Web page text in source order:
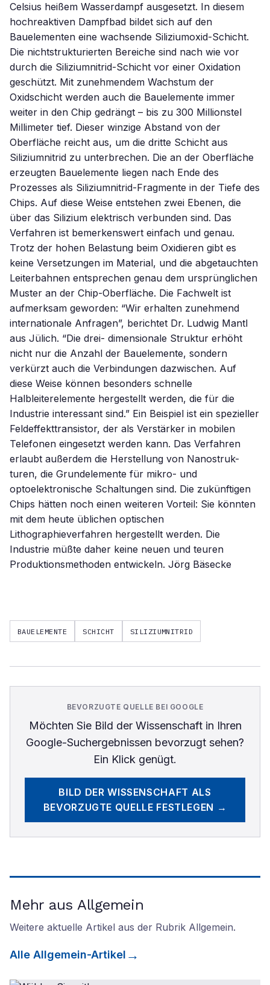
Celsius heißem Wasserdampf ausgesetzt. In diesem
hochreaktiven Dampfbad bildet sich auf den
Bauelementen eine wachsende Siliziumoxid-Schicht.
Die nichtstrukturierten Bereiche sind nach wie vor
durch die Siliziumnitrid-Schicht vor einer Oxidation
geschützt. Mit zunehmendem Wachstum der
Oxidschicht werden auch die Bauelemente immer
weiter in den Chip gedrängt – bis zu 300 Millionstel
Millimeter tief. Dieser winzige Abstand von der
Oberfläche reicht aus, um die dritte Schicht aus
Siliziumnitrid zu unterbrechen. Die an der Oberfläche
erzeugten Bauelemente liegen nach Ende des
Prozesses als Siliziumnitrid-Fragmente in der Tiefe des
Chips. Auf diese Weise entstehen zwei Ebenen, die
über das Silizium elektrisch verbunden sind. Das
Verfahren ist bemerkenswert einfach und genau.
Trotz der hohen Belastung beim Oxidieren gibt es
keine Versetzungen im Material, und die abgetauchten
Leiterbahnen entsprechen genau dem ursprünglichen
Muster an der Chip-Oberfläche. Die Fachwelt ist
aufmerksam geworden: “Wir erhalten zunehmend
internationale Anfragen”, berichtet Dr. Ludwig Mantl
aus Jülich. “Die drei- dimensionale Struktur erhöht
nicht nur die Anzahl der Bauelemente, sondern
verkürzt auch die Verbindungen dazwischen. Auf
diese Weise können besonders schnelle
Halbleiterelemente hergestellt werden, die für die
Industrie interessant sind.” Ein Beispiel ist ein spezieller
Feldeffekttransistor, der als Verstärker in mobilen
Telefonen eingesetzt werden kann. Das Verfahren
erlaubt außerdem die Herstellung von Nanostruk-
turen, die Grundelemente für mikro- und
optoelektronische Schaltungen sind. Die zukünftigen
Chips hätten noch einen weiteren Vorteil: Sie könnten
mit dem heute üblichen optischen
Lithographieverfahren hergestellt werden. Die
Industrie müßte daher keine neuen und teuren
Produktionsmethoden entwickeln. Jörg Bäsecke
BAUELEMENTE SCHICHT SILIZIUMNITRID
BEVORZUGTE QUELLE BEI GOOGLE
Möchten Sie Bild der Wissenschaftin Ihren
Google-Suchergebnissen bevorzugt sehen?
Ein Klick genügt.
BILD DER WISSENSCHAFT ALS
BEVORZUGTE QUELLE FESTLEGEN →
Mehr aus Allgemein
Weitere aktuelle Artikel aus der Rubrik Allgemein.
Alle Allgemein-Artikel